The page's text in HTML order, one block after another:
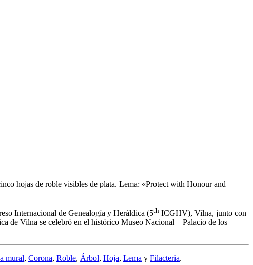
hojas de roble visibles de plata. Lema: «Protect with Honour and
Internacional de Genealogía y Heráldica (5th ICGHV), Vilna, junto con
de Vilna se celebró en el histórico Museo Nacional – Palacio de los
mural, Corona, Roble, Árbol, Hoja, Lema y Filacteria.